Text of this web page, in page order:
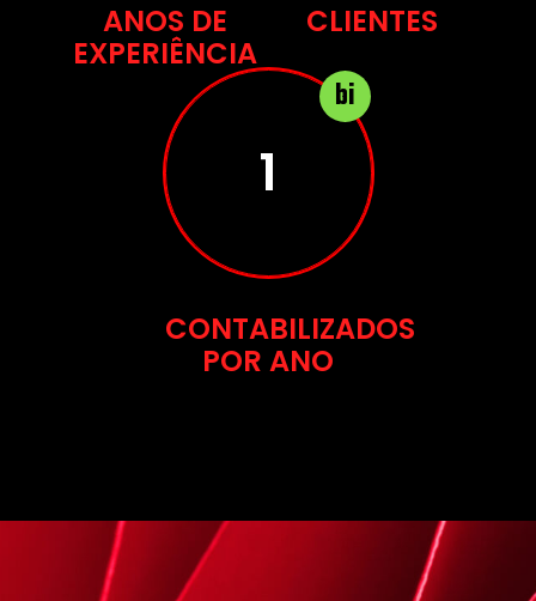
ANOS DE
EXPERIÊNCIA
CLIENTES
2
bi
CONTABILIZADOS
POR ANO